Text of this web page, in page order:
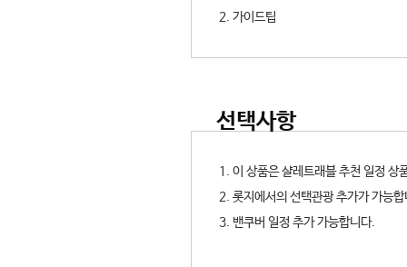
2. 가이드팁
선택사항
1. 이 상품은 샬레트래블 추천 일정 상
2. 롯지에서의 선택관광 추가가 가능
3. 밴쿠버 일정 추가 가능합니다.